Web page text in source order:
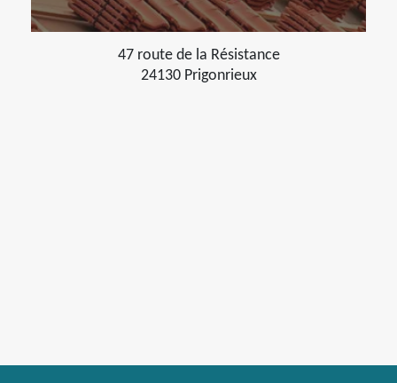
47 route de la Résistance
24130 Prigonrieux